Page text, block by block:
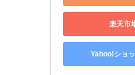
楽天市
Yahoo!ショ